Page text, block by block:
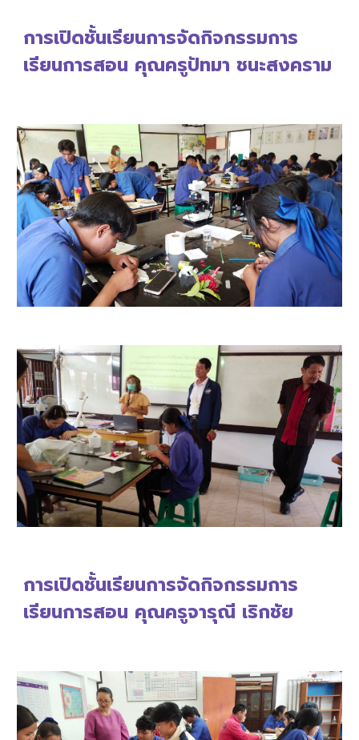
การเปิดชั้นเรียนการจัดกิจกรรมการ
เรียนการสอน คุณครูปัทมา ชนะสงคราม
การเปิดชั้นเรียนการจัดกิจกรรมการ
เรียนการสอน คุณครูจารุณี เริกชัย